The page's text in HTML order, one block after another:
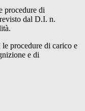
procedure di
dal D.I. n.
procedure di carico e
e di